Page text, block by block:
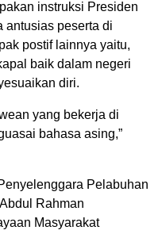
instruksi Presiden
antusias peserta di
postif lainnya yaitu,
baik dalam negeri
diri.
yang bekerja di
bahasa asing,”
Pelabuhan
Rahman
Masyarakat